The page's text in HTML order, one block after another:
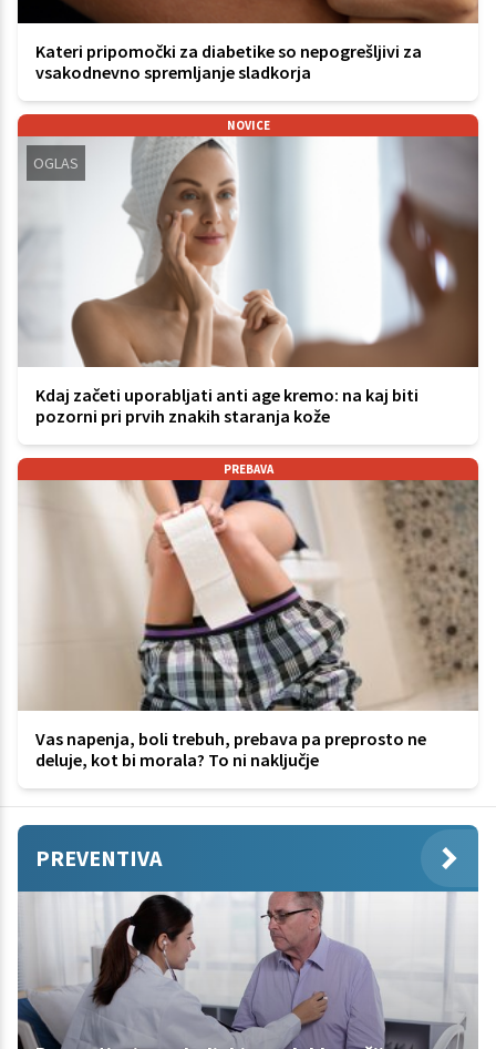
Kateri pripomočki za diabetike so nepogrešljivi za
vsakodnevno spremljanje sladkorja
NOVICE
OGLAS
Kdaj začeti uporabljati anti age kremo: na kaj biti
pozorni pri prvih znakih staranja kože
PREBAVA
Vas napenja, boli trebuh, prebava pa preprosto ne
deluje, kot bi morala? To ni naključje
PREVENTIVA